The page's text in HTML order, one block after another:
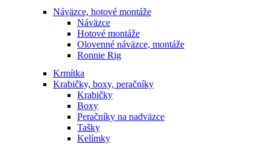
Náväzce, hotové montáže
Náväzce
Hotové montáže
Olovenné náväzce, montáže
Ronnie Rig
Krmítka
Krabičky, boxy, peračníky
Krabičky
Boxy
Peračníky na nadväzce
Tašky
Kelímky